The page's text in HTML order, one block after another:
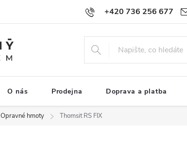
+420 736 256 677
O nás Prodejna Doprava a platba
Opravné hmoty Thomsit RS FIX